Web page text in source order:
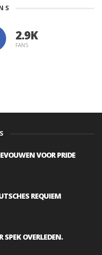
FANS
VOOR PRIDE
REQUIEM
SPEK OVERLEDEN.